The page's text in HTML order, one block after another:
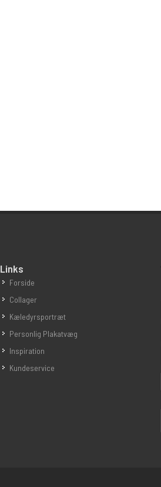
Links
Forside
Collager
Kæledyrsportræt
Personlig Plakatvæg
Inspiration
Kundeservice